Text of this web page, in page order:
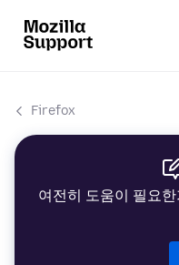
Firefox
여전히 도움이 필요